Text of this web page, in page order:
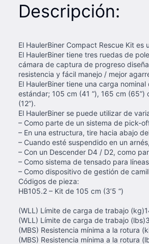
Descripción:
El HaulerBiner Compact Rescue Kit
El HaulerBiner tiene tres ruedas de
cámara de captura de progreso
resistencia y fácil manejo / mejor
El HaulerBiner tiene una carga
estándar; 105 cm (41 “), 165 cm
(12”).
El HaulerBiner se puede utilizar de
– Como parte de un sistema de pick-
– En una estructura, tire hacia abajo
– Cuando esté suspendido en un
– Con un Descender D4 / D2, como
– Como sistema de tensado para
– Como dispositivo de gestión de
Códigos de pieza:
HB105.2 – Kit de 105 cm (3’5 “)
(WLL) Límite de carga de trabajo
(WLL) Límite de carga de trabajo
(MBS) Resistencia mínima a la rotura
(MBS) Resistencia mínima a la rotura